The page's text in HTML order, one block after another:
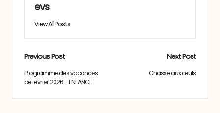
evs
View All Posts
Post
navigation
Previous Post
Programme des vacances
de février 2026 – ENFANCE
Next Post
Chasse aux œufs